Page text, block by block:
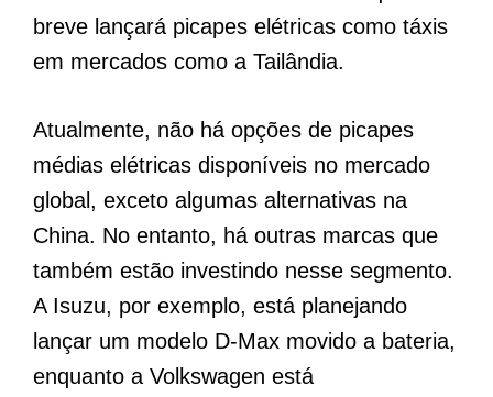
breve lançará picapes elétricas como táxis
em mercados como a Tailândia.
Atualmente, não há opções de picapes
médias elétricas disponíveis no mercado
global, exceto algumas alternativas na
China. No entanto, há outras marcas que
também estão investindo nesse segmento.
A Isuzu, por exemplo, está planejando
lançar um modelo D-Max movido a bateria,
enquanto a Volkswagen está